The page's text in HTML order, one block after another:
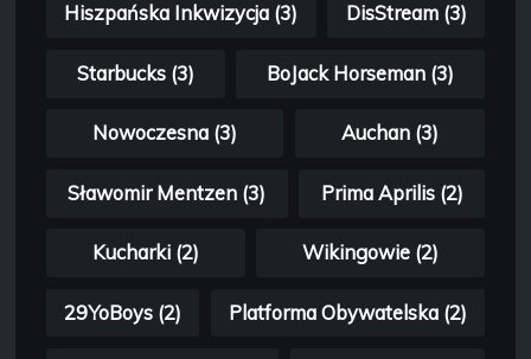
Hiszpańska Inkwizycja (3) DisStream (3)
Starbucks (3) BoJack Horseman (3)
Nowoczesna (3) Auchan (3)
Sławomir Mentzen (3) Prima Aprilis (2)
Kucharki (2) Wikingowie (2)
29YoBoys (2) Platforma Obywatelska (2)